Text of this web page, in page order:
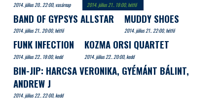
2014. július 20.. 22:00, vasárnap 2014. július 21.. 18:00, hétfő
BAND OF GYPSYS ALLSTAR
2014. július 21.. 20:00, hétfő
MUDDY SHOES
2014. július 21.. 22:00, hétfő
FUNK INFECTION
2014. július 22.. 18:00, kedd
KOZMA ORSI QUARTET
2014. július 22.. 20:00, kedd
BIN-JIP: HARCSA VERONIKA, GYÉMÁNT BÁLINT,
ANDREW J
2014. július 22.. 22:00, kedd